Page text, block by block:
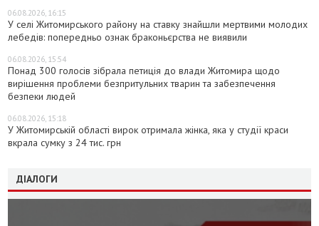
06.08.2026, 16:15
У селі Житомирського району на ставку знайшли мертвими молодих
лебедів: попередньо ознак браконьєрства не виявили
06.08.2026, 15:54
Понад 300 голосів зібрала петиція до влади Житомира щодо
вирішення проблеми безпритульних тварин та забезпечення
безпеки людей
06.08.2026, 15:18
У Житомирській області вирок отримала жінка, яка у студії краси
вкрала сумку з 24 тис. грн
ДІАЛОГИ